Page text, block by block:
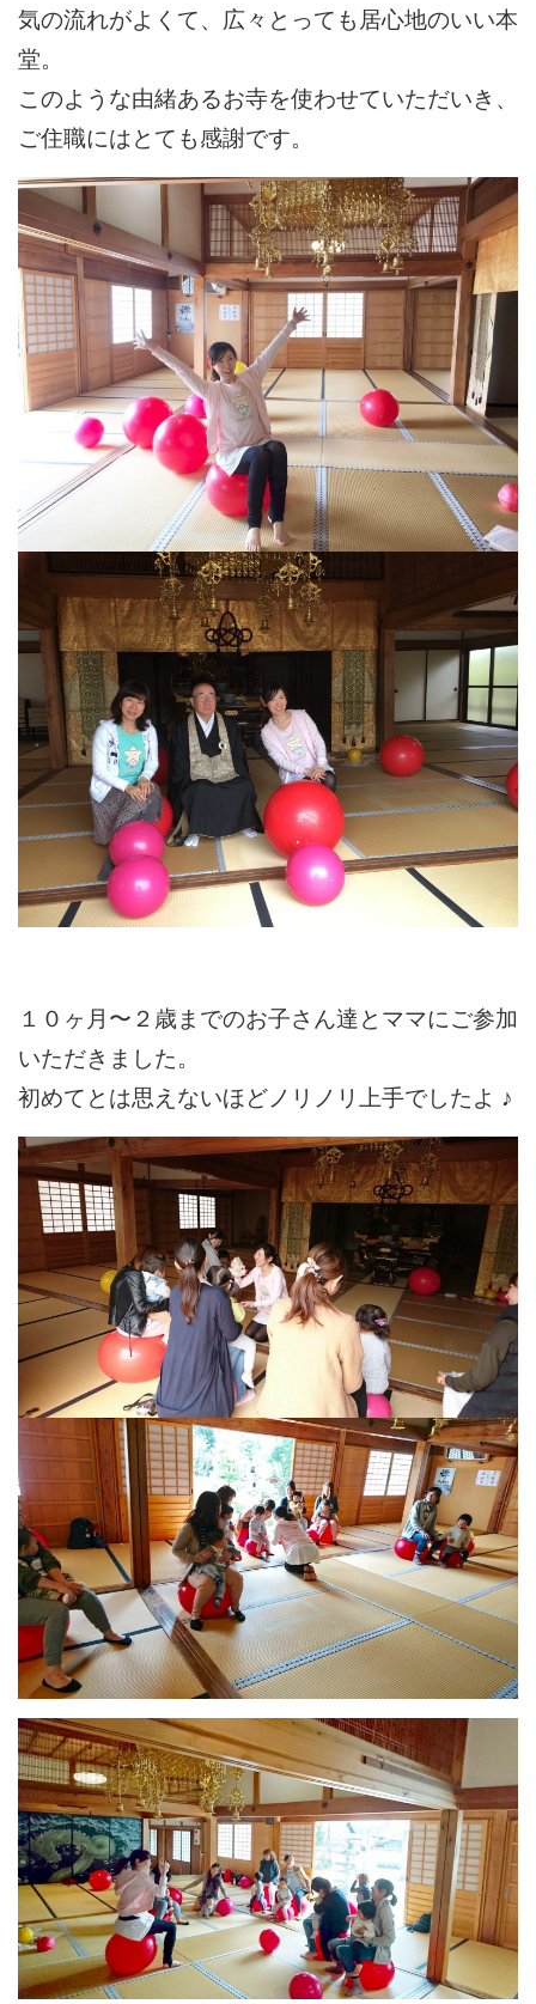
気の流れがよくて、広々とっても居心地のいい本
堂。
このような由緒あるお寺を使わせていただいき、
ご住職にはとても感謝です。
１０ヶ月〜２歳までのお子さん達とママにご参加
いただきました。
初めてとは思えないほどノリノリ上手でしたよ ♪